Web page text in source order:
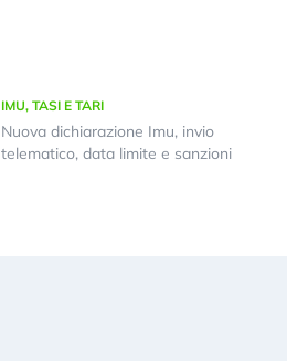
IMU, TASI E TARI
Nuova dichiarazione Imu, invio
telematico, data limite e sanzioni